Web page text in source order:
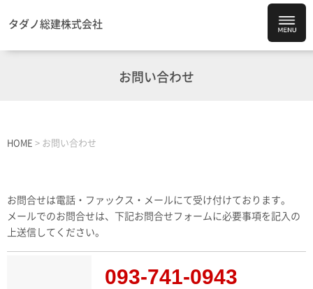
タダノ総建株式会社
お問い合わせ
HOME > お問い合わせ
お問合せは電話・ファックス・メールにて受け付けております。
メールでのお問合せは、下記お問合せフォームに必要事項を記入の
上送信してください。
093-741-0943